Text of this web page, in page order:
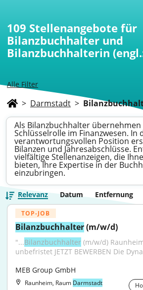
Alle Filter
109 Stellenangebote für
Bilanzbuchhalter und
Bilanzbuchhalterin
> Darmstadt >
Als Bilanzbuchhalter übernehmen
Schlüsselrolle im Finanzwesen. In
verantwortungsvollen Position
Bilanzen und Jahresabschlüsse.
vielfältige Stellenanzeigen, die
bieten, Ihre Expertise in der
einzubringen.
Relevanz Datum Entfernung
TOP-JOB
Bilanzbuchhalter (m/w/d)
"...Bilanzbuchhalter (m/w/d)
unbefristet JETZT BEWERBEN Die
MEB Group GmbH
Raunheim, Raum Darmstadt